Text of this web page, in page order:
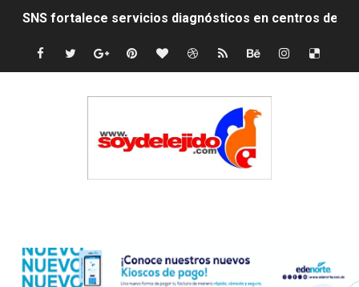
SNS fortalece servicios diagnósticos en centros de
PRM elige dirección unificada con Abinader, Garrigó y
Discusión familiar termina en muerte de un joven en
Coraasan construye parque solar de un megavatio
Precio del dólar hoy viernes 7 de agosto de 2026